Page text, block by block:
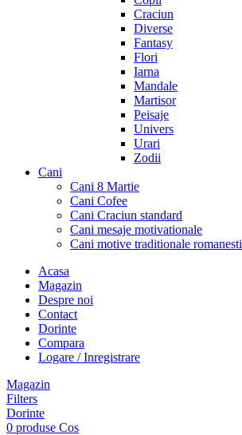
Craciun
Diverse
Fantasy
Flori
Iarna
Mandale
Martisor
Peisaje
Univers
Urari
Zodii
Cani
Cani 8 Martie
Cani Cofee
Cani Craciun standard
Cani mesaje motivationale
Cani motive traditionale romanesti
Acasa
Magazin
Despre noi
Contact
Dorinte
Compara
Logare / Inregistrare
Magazin
Filters
Dorinte
0 produse Cos